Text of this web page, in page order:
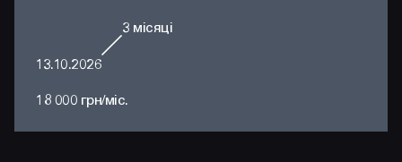
13.10.2026
3 місяці
18 000 грн/міс.